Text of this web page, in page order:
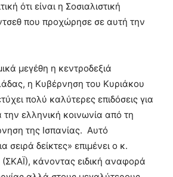
ότι είναι η Σοσιαλιστική
που προχώρησε σε αυτή την
μεγέθη η κεντροδεξιά
η Κυβέρνηση του Κυριάκου
πολύ καλύτερες επιδόσεις για
την ελληνική κοινωνία από τη
της Ισπανίας. Αυτό
σειρά δείκτες» επιμένει ο κ.
κάνοντας ειδική αναφορά